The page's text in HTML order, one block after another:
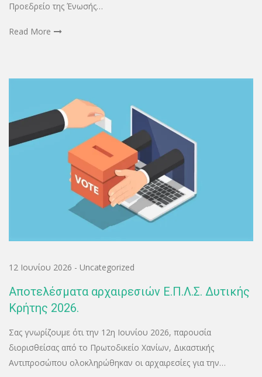
Προεδρείο της Ένωσής…
Read More
12 Ιουνίου 2026 - Uncategorized
Αποτελέσματα αρχαιρεσιών Ε.Π.Λ.Σ. Δυτικής
Κρήτης 2026.
Σας γνωρίζουμε ότι την 12η Ιουνίου 2026, παρουσία
διορισθείσας από το Πρωτοδικείο Χανίων, Δικαστικής
Αντιπροσώπου ολοκληρώθηκαν οι αρχαιρεσίες για την…